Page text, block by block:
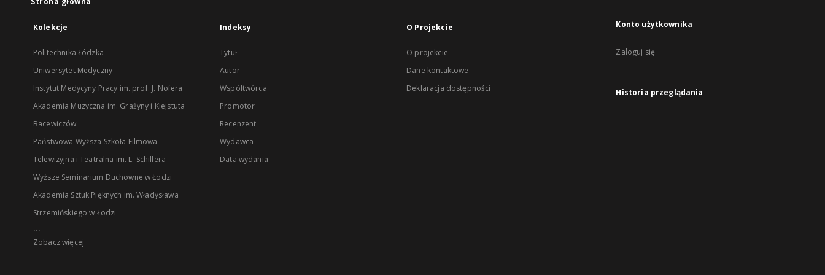
Kolekcje
Politechnika Łódzka
Uniwersytet Medyczny
Instytut Medycyny Pracy im. prof. J. Nofera
Akademia Muzyczna im. Grażyny i Kiejstuta
Bacewiczów
Państwowa Wyższa Szkoła Filmowa
Telewizyjna i Teatralna im. L. Schillera
Wyższe Seminarium Duchowne w Łodzi
Akademia Sztuk Pięknych im. Władysława
Strzemińskiego w Łodzi
...
Zobacz więcej
Indeksy
Tytuł
Autor
Współtwórca
Promotor
Recenzent
Wydawca
Data wydania
O Projekcie
O projekcie
Dane kontaktowe
Deklaracja dostępności
Konto użytkownika
Zaloguj się
Historia przeglądania